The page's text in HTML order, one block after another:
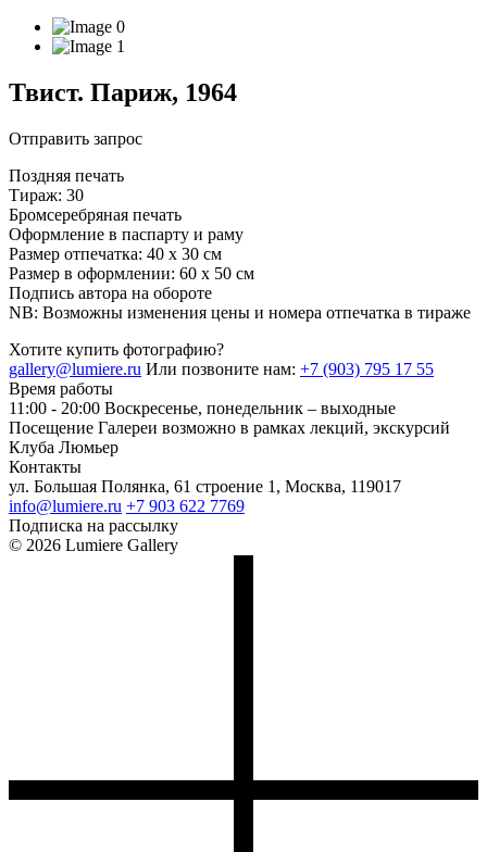
Твист. Париж, 1964
Отправить запрос
Поздняя печать
Тираж: 30
Бромсеребряная печать
Оформление в паспарту и раму
Размер отпечатка: 40 х 30 см
Размер в оформлении: 60 х 50 см
Подпись автора на обороте
NB: Возможны изменения цены и номера отпечатка в тираже
Хотите купить фотографию?
gallery@lumiere.ru Или позвоните нам: +7 (903) 795 17 55
Время работы
11:00 - 20:00 Воскресенье, понедельник – выходные
Посещение Галереи возможно в рамках лекций, экскурсий
Клуба Люмьер
Контакты
ул. Большая Полянка, 61 строение 1, Москва, 119017
info@lumiere.ru +7 903 622 7769
Подписка на рассылку
© 2026 Lumiere Gallery